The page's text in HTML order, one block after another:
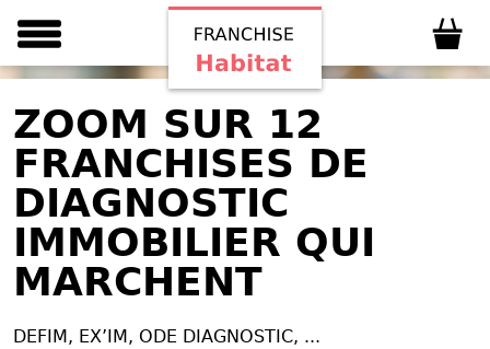
ZOOM SUR 12
FRANCHISES DE
DIAGNOSTIC
IMMOBILIER QUI
MARCHENT
DEFIM, EX’IM, ODE DIAGNOSTIC, ...